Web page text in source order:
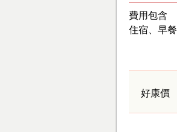
費用包含
住宿、早餐
好康價